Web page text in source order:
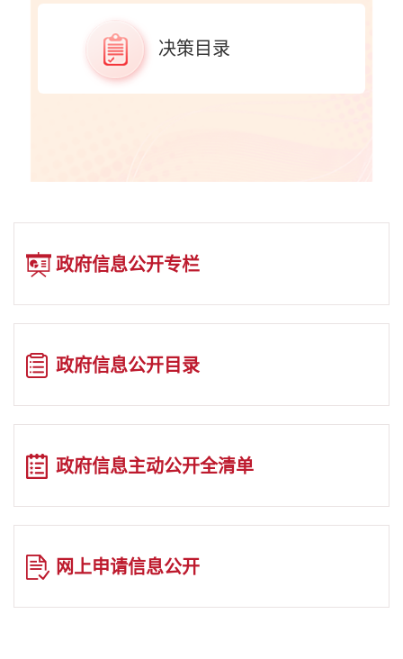
决策目录
政府信息公开专栏
政府信息公开目录
政府信息主动公开全清单
网上申请信息公开